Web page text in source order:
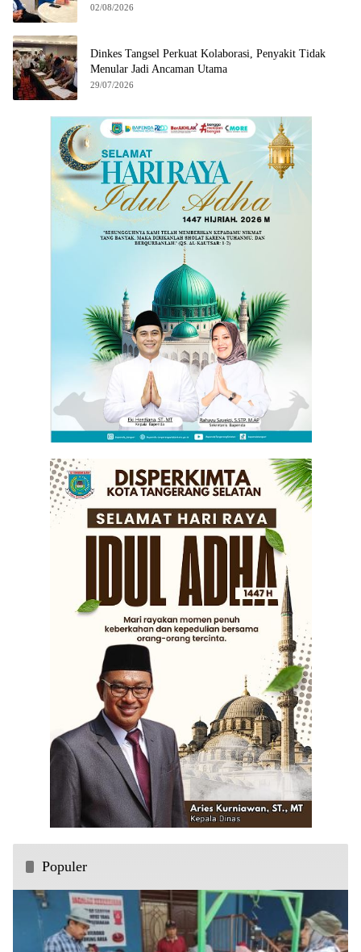
02/08/2026
Dinkes Tangsel Perkuat Kolaborasi, Penyakit Tidak
Menular Jadi Ancaman Utama
29/07/2026
Populer